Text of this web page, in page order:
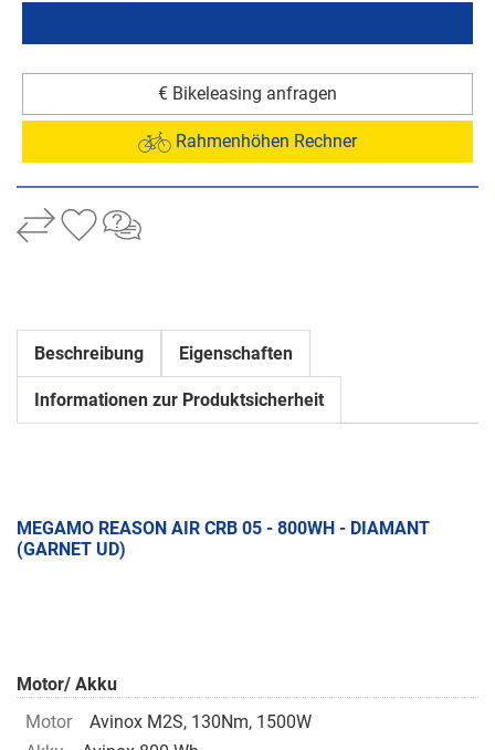
€ Bikeleasing anfragen
Rahmenhöhen Rechner
Beschreibung Eigenschaften
Informationen zur Produktsicherheit
MEGAMO REASON AIR CRB 05 - 800WH - DIAMANT
(GARNET UD)
Motor/ Akku
Motor
Avinox M2S, 130Nm, 1500W